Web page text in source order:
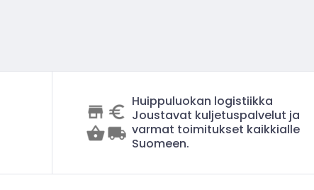
Huippuluokan logistiikka
Joustavat kuljetuspalvelut ja
varmat toimitukset kaikkialle
Suomeen.